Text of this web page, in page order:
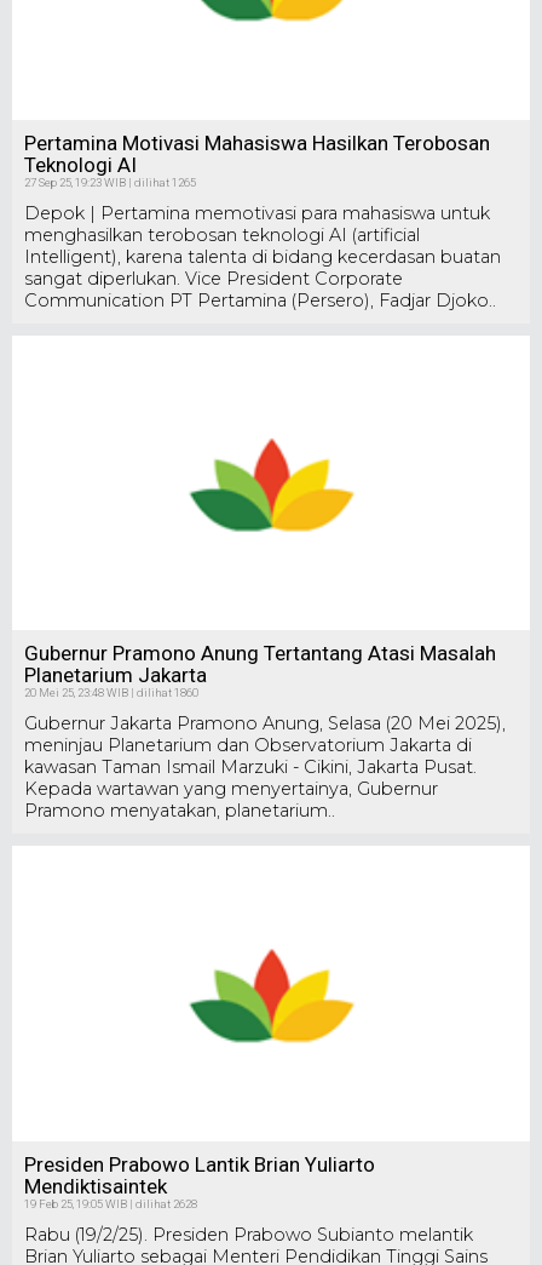
Pertamina Motivasi Mahasiswa Hasilkan Terobosan
Teknologi AI
27 Sep 25, 19:23 WIB | dilihat 1265
Depok | Pertamina memotivasi para mahasiswa untuk
menghasilkan terobosan teknologi AI (artificial
Intelligent), karena talenta di bidang kecerdasan buatan
sangat diperlukan. Vice President Corporate
Communication PT Pertamina (Persero), Fadjar Djoko..
Gubernur Pramono Anung Tertantang Atasi Masalah
Planetarium Jakarta
20 Mei 25, 23:48 WIB | dilihat 1860
Gubernur Jakarta Pramono Anung, Selasa (20 Mei 2025),
meninjau Planetarium dan Observatorium Jakarta di
kawasan Taman Ismail Marzuki - Cikini, Jakarta Pusat.
Kepada wartawan yang menyertainya, Gubernur
Pramono menyatakan, planetarium..
Presiden Prabowo Lantik Brian Yuliarto
Mendiktisaintek
19 Feb 25, 19:05 WIB | dilihat 2628
Rabu (19/2/25). Presiden Prabowo Subianto melantik
Brian Yuliarto sebagai Menteri Pendidikan Tinggi Sains